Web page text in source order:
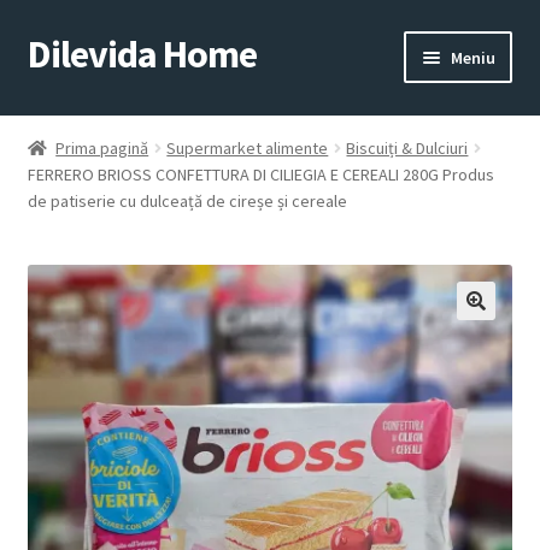
Sari
la
Sari
la
Dilevida Home Meniu
COPII
ROYALTY
LINE
Prima pagină Supermarket alimente
Biscuiți & Dulciuri
FERRERO BRIOSS CONFETTURA DI CILIEGIA E CEREALI 280G Produs
de patiserie cu dulceață de cireșe și cereale